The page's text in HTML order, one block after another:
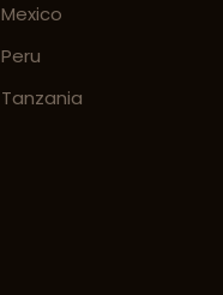
Mexico
Peru
Tanzania